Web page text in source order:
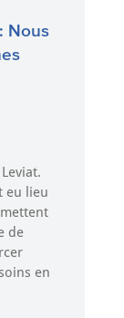
Nous
eu lieu
de
en